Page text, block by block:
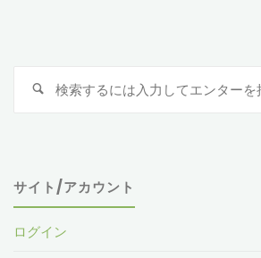
サイト/アカウント
ログイン